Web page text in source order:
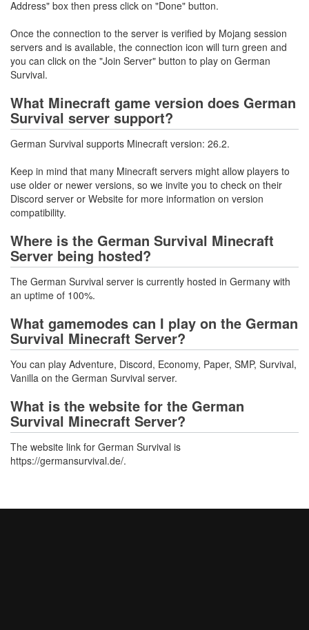
Address" box then press click on "Done" button.
Once the connection to the server is verified by Mojang session
servers and is available, the connection icon will turn green and
you can click on the "Join Server" button to play on German
Survival.
What Minecraft game version does German
Survival server support?
German Survival supports Minecraft version: 26.2.
Keep in mind that many Minecraft servers might allow players to
use older or newer versions, so we invite you to check on their
Discord server or Website for more information on version
compatibility.
Where is the German Survival Minecraft
Server being hosted?
The German Survival server is currently hosted in Germany with
an uptime of 100%.
What gamemodes can I play on the German
Survival Minecraft Server?
You can play Adventure, Discord, Economy, Paper, SMP, Survival,
Vanilla on the German Survival server.
What is the website for the German
Survival Minecraft Server?
The website link for German Survival is
https://germansurvival.de/.